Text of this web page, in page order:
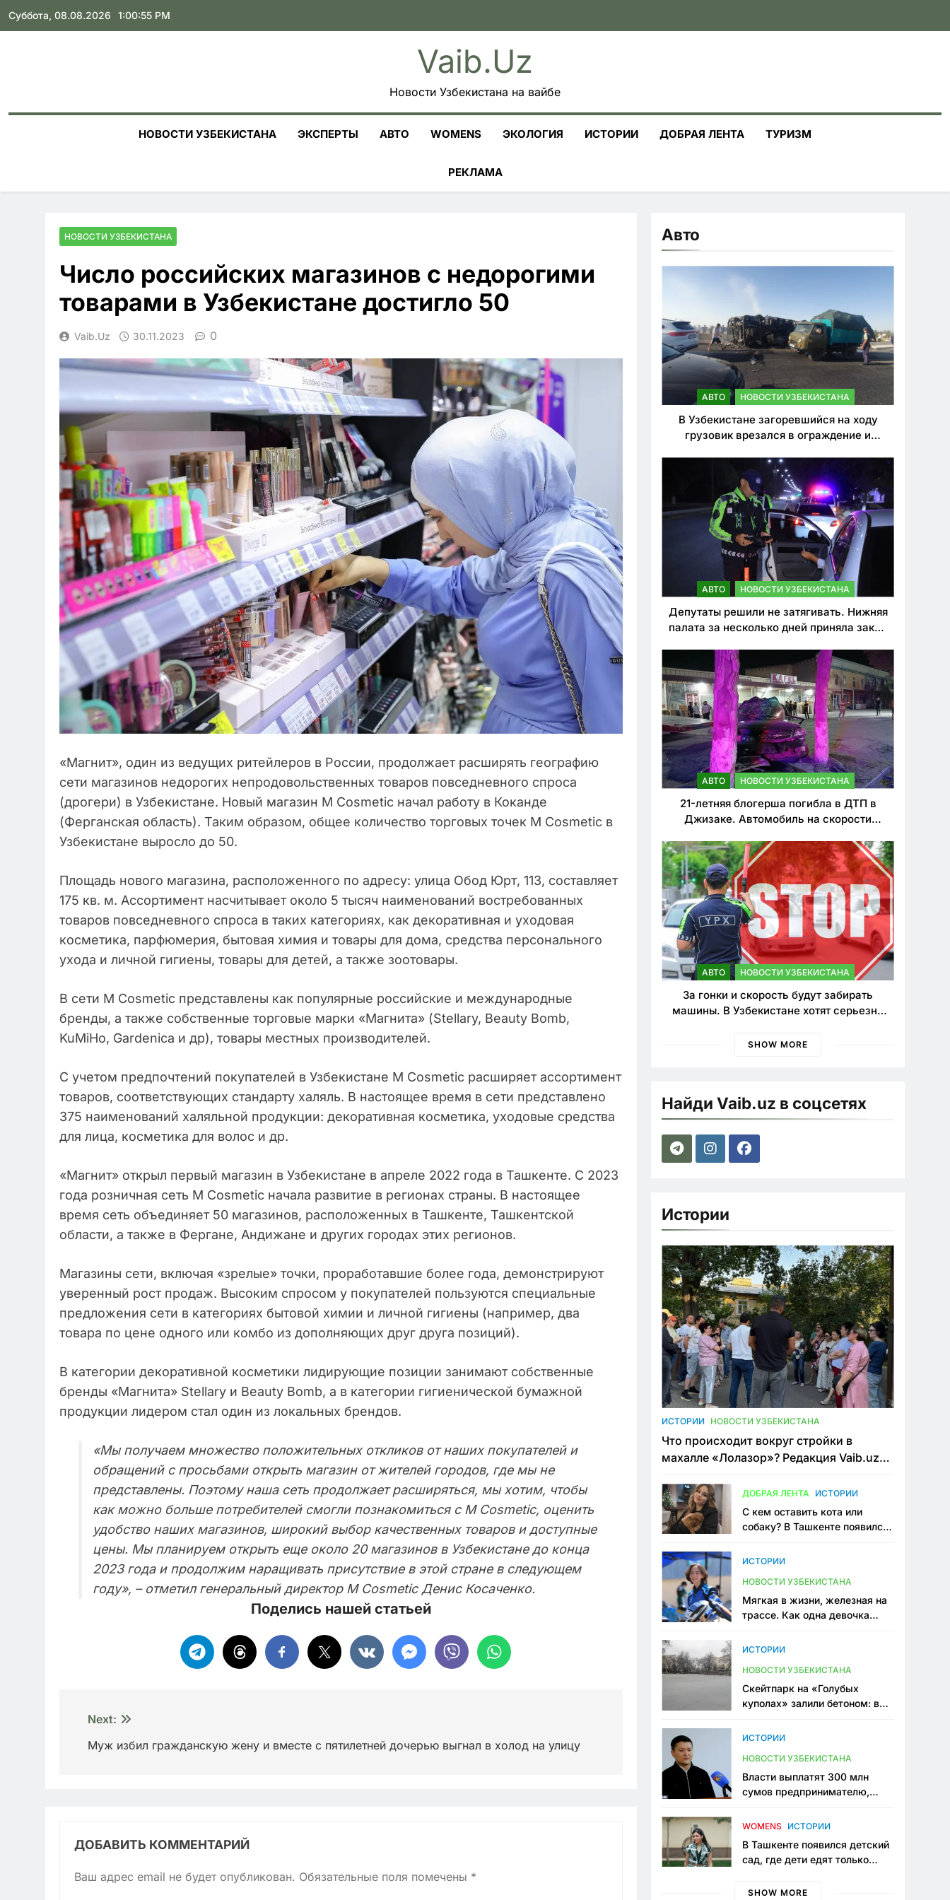
Skip
Суббота, 08.08.2026 1:00:56 PM
Vaib.uz
Новости Узбекистана на вайбе
НОВОСТИ УЗБЕКИСТАНА ЭКСПЕРТЫ АВТО WOMENS ЭКОЛОГИЯ ИСТОРИИ ДОБРАЯ ЛЕНТА ТУРИЗМ
РЕКЛАМА
НОВОСТИ УЗБЕКИСТАНА
Число российских магазинов с недорогими
товарами в Узбекистане достигло 50
Vaib.uz 30.11.2023 0
«Магнит», один из ведущих ритейлеров в России, продолжает расширять географию
сети магазинов недорогих непродовольственных товаров повседневного спроса
(дрогери) в Узбекистане. Новый магазин M Cosmetic начал работу в Коканде
(Ферганская область). Таким образом, общее количество торговых точек M Cosmetic в
Узбекистане выросло до 50.
Площадь нового магазина, расположенного по адресу: улица Обод Юрт, 113, составляет
175 кв. м. Ассортимент насчитывает около 5 тысяч наименований востребованных
товаров повседневного спроса в таких категориях, как декоративная и уходовая
косметика, парфюмерия, бытовая химия и товары для дома, средства персонального
ухода и личной гигиены, товары для детей, а также зоотовары.
В сети M Cosmetic представлены как популярные российские и международные
бренды, а также собственные торговые марки «Магнита» (Stellary, Beauty Bomb,
KuMiHo, Gardenica и др), товары местных производителей.
С учетом предпочтений покупателей в Узбекистане M Cosmetic расширяет ассортимент
товаров, соответствующих стандарту халяль. В настоящее время в сети представлено
375 наименований халяльной продукции: декоративная косметика, уходовые средства
для лица, косметика для волос и др.
«Магнит» открыл первый магазин в Узбекистане в апреле 2022 года в Ташкенте. С 2023
года розничная сеть M Cosmetic начала развитие в регионах страны. В настоящее
время сеть объединяет 50 магазинов, расположенных в Ташкенте, Ташкентской
области, а также в Фергане, Андижане и других городах этих регионов.
Магазины сети, включая «зрелые» точки, проработавшие более года, демонстрируют
уверенный рост продаж. Высоким спросом у покупателей пользуются специальные
предложения сети в категориях бытовой химии и личной гигиены (например, два
товара по цене одного или комбо из дополняющих друг друга позиций).
В категории декоративной косметики лидирующие позиции занимают собственные
бренды «Магнита» Stellary и Beauty Bomb, а в категории гигиенической бумажной
продукции лидером стал один из локальных брендов.
«Мы получаем множество положительных откликов от наших покупателей и
обращений с просьбами открыть магазин от жителей городов, где мы не
представлены. Поэтому наша сеть продолжает расширяться, мы хотим, чтобы
как можно больше потребителей смогли познакомиться с M Cosmetic, оценить
удобство наших магазинов, широкий выбор качественных товаров и доступные
цены. Мы планируем открыть еще около 20 магазинов в Узбекистане до конца
2023 года и продолжим наращивать присутствие в этой стране в следующем
году», – отметил генеральный директор M Cosmetic Денис Косаченко.
Поделись нашей статьей
Навигация
по
Next:
Муж избил гражданскую жену и вместе с пятилетней дочерью выгнал в холод на улицу
ДОБАВИТЬ КОММЕНТАРИЙ
Ваш адрес email не будет опубликован. Обязательные поля помечены *
Авто
АВТО НОВОСТИ УЗБЕКИСТАНА
В Узбекистане загоревшийся на ходу
грузовик врезался в ограждение и
АВТО НОВОСТИ УЗБЕКИСТАНА
Депутаты решили не затягивать. Нижняя
палата за несколько дней приняла закон
нарушителей ПДД
АВТО НОВОСТИ УЗБЕКИСТАНА
21-летняя блогерша погибла в ДТП в
Джизаке. Автомобиль на скорости
АВТО НОВОСТИ УЗБЕКИСТАНА
За гонки и скорость будут забирать
машины. В Узбекистане хотят серьезно
SHOW MORE
Найди Vaib.uz в соцсетях
Истории
ИСТОРИИ НОВОСТИ УЗБЕКИСТАНА
Что происходит вокруг стройки в
махалле «Лолазор»? Редакция Vaib.uz
конфликта
ДОБРАЯ ЛЕНТА ИСТОРИИ
С кем оставить кота или
собаку? В Ташкенте появился
ИСТОРИИ
НОВОСТИ УЗБЕКИСТАНА
Мягкая в жизни, железная на
трассе. Как одна девочка
Узбекистане
ИСТОРИИ
НОВОСТИ УЗБЕКИСТАНА
Скейтпарк на «Голубых
куполах» залили бетоном: в
одно общественное
ИСТОРИИ
НОВОСТИ УЗБЕКИСТАНА
Власти выплатят 300 млн
сумов предпринимателю,
тюрьме по незаконному
WOMENS ИСТОРИИ
В Ташкенте появился детский
сад, где дети едят только
мама, которая устала просить
SHOW MORE